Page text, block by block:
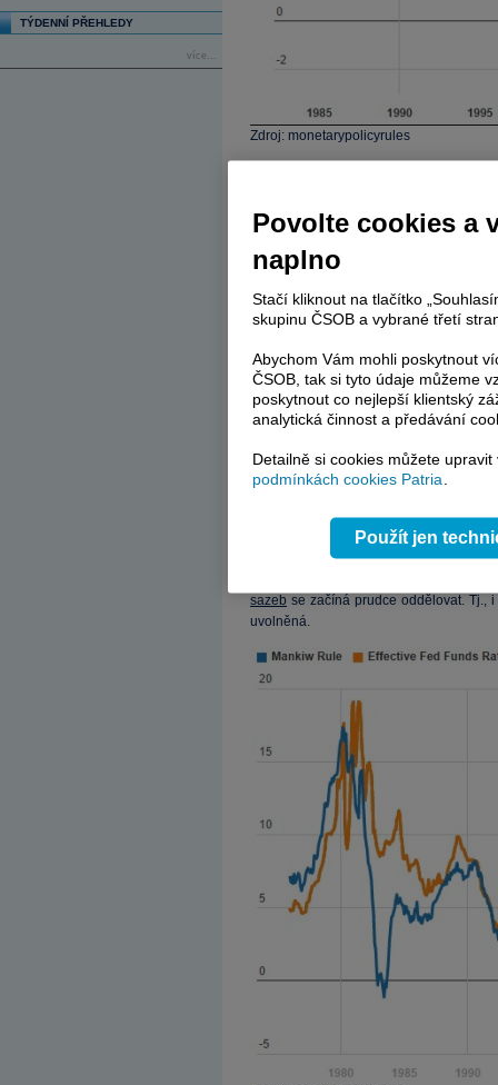
TÝDENNÍ PŘEHLEDY
více...
Zdroj: monetarypolicyrules
byla nejdříve příliš uvolněná, hned po
míří dolů.
Pokud bychom se tedy spolehli na
masivním inflačním tlakům. Pokud ale
že akcie a spol. nejsou rohlíky a
zisky a cash flow, rohlíkům hmotnost
není.
Výše uvedený graf tak podle mne
sazeb, respektive nyní jako jeho test
skutečné v novém tisíciletí
mnohem větší uvolnění monetárních
pohled prolíná s pohledem tzv.
sazeb se začíná prudce oddělovat. Tj.,
uvolněná.
Povolte cookies a
naplno
Stačí kliknout na tlačítko
skupinu ČSOB a vybrané třetí
Abychom Vám mohli poskytnout
ČSOB, tak si tyto údaje můžeme
poskytnout co nejlepší klientský
analytická činnost a předávání
Detailně si cookies můžete
podmínkách cookies Patria.
Použít jen